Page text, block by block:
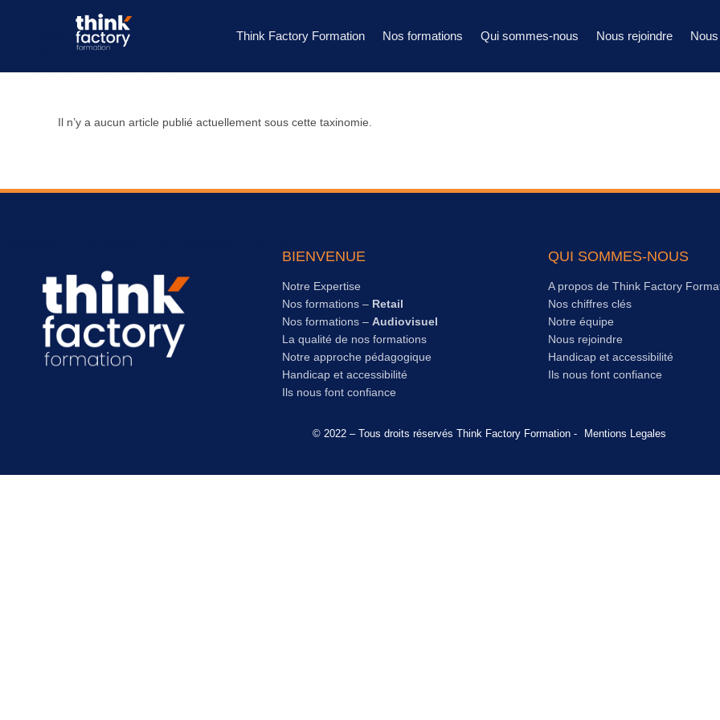
Think Factory Formation Nos formations Qui sommes-nous Nous rejoindre
Il n’y a aucun article publié actuellement sous cette taxinomie.
BIENVENUE
Notre Expertise
Nos formations – Retail
Nos formations – Audiovisuel
La qualité de nos formations
Notre approche pédagogique
Handicap et accessibilité
Ils nous font confiance
QUI SOMMES-NOUS
A propos de Think Factory
Nos chiffres clés
Notre équipe
Nous rejoindre
Handicap et accessibilité
Ils nous font confiance
© 2022 – Tous droits réservés Think Factory Formation - Mentions Legales